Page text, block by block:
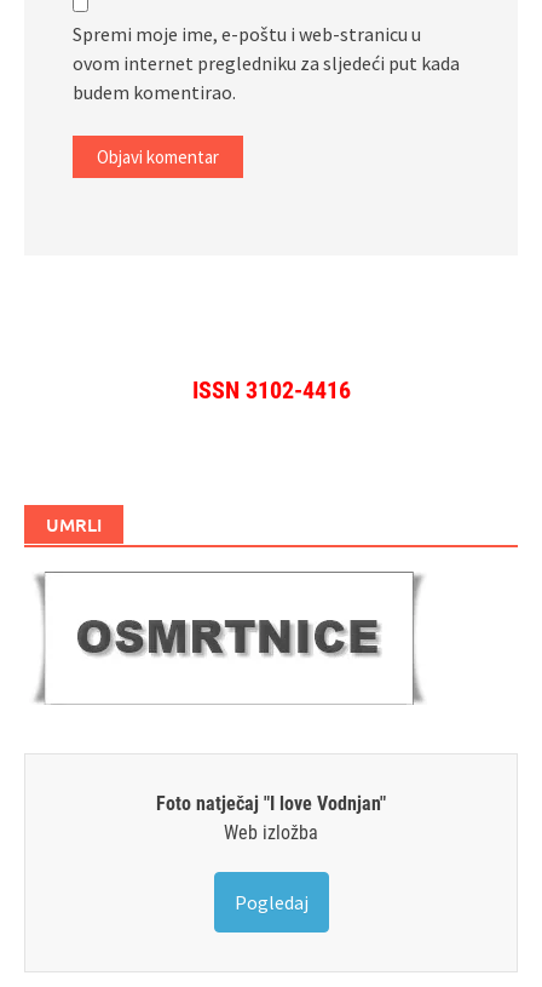
Spremi moje ime, e-poštu i web-stranicu u
ovom internet pregledniku za sljedeći put kada
budem komentirao.
ISSN 3102-4416
UMRLI
Foto natječaj "I love Vodnjan"
Web izložba
Pogledaj